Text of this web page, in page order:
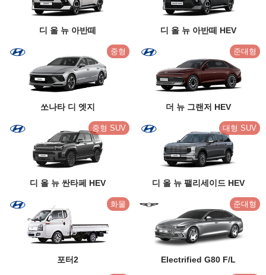
디 올 뉴 아반떼 디 올 뉴 아반떼 HEV
중형
쏘나타 디 엣지
준대형
더 뉴 그랜저 HEV
중형 SUV
디 올 뉴 싼타페 HEV
대형 SUV
디 올 뉴 팰리세이드 HEV
화물
포터2
준대형
Electrified G80 F/L